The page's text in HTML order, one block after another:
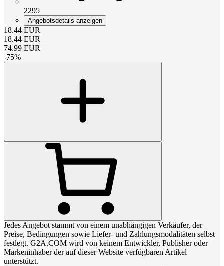
2295
Angebotsdetails anzeigen
18.44 EUR
18.44 EUR
74.99 EUR
-75%
Jedes Angebot stammt von einem unabhängigen Verkäufer, der
Preise, Bedingungen sowie Liefer- und Zahlungsmodalitäten selbst
festlegt. G2A.COM wird von keinem Entwickler, Publisher oder
Markeninhaber der auf dieser Website verfügbaren Artikel
unterstützt.